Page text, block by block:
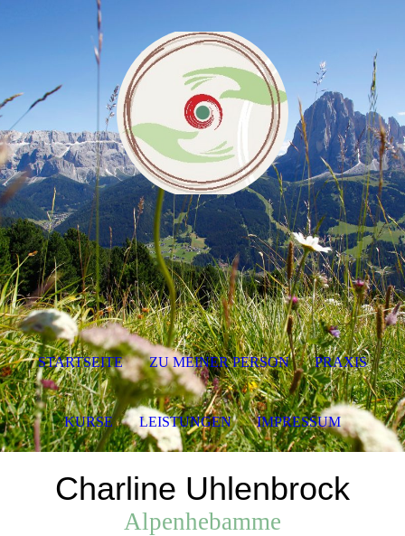
Charline Uhlenbrock
Alpenhebamme
STARTSEITE ZU MEINER PERSON PRAXIS
KURSE LEISTUNGEN IMPRESSUM